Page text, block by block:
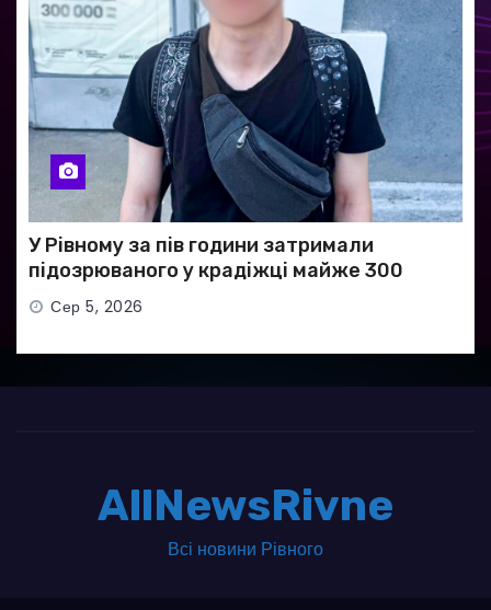
У Рівному за пів години затримали
підозрюваного у крадіжці майже 300
тисяч гривень
Сер 5, 2026
AllNewsRivne
Всі новини Рівного